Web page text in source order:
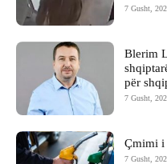
7 Gusht,
Blerim
për
7 Gusht,
Çmimi i
7 Gusht,